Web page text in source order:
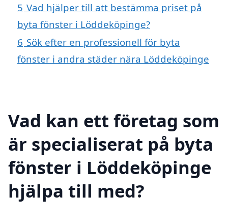
5 Vad hjälper till att bestämma priset på
byta fönster i Löddeköpinge?
6 Sök efter en professionell för byta
fönster i andra städer nära Löddeköpinge
Vad kan ett företag som
är specialiserat på byta
fönster i Löddeköpinge
hjälpa till med?